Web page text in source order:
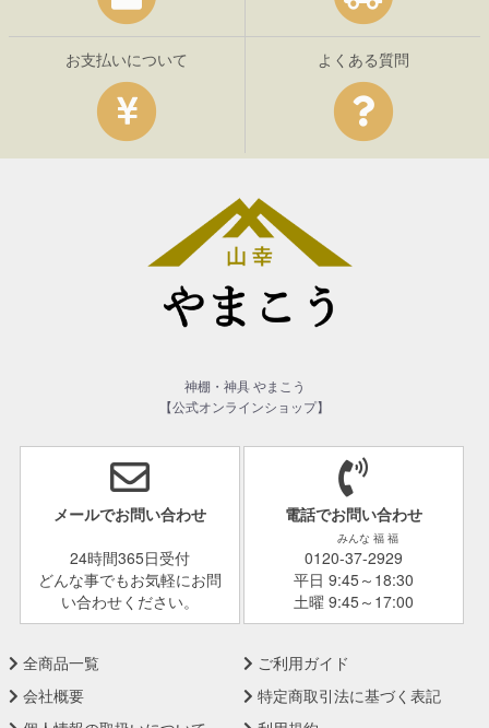
お支払いについて よくある質問
神棚・神具 やまこう
【公式オンラインショップ】
メールでお問い合わせ
24時間365日受付
どんな事でもお気軽にお問
い合わせください。
電話でお問い合わせ
みんな 福 福
0120-37-2929
平日 9:45～18:30
土曜 9:45～17:00
全商品一覧
ご利用ガイド
会社概要
特定商取引法に基づく表記